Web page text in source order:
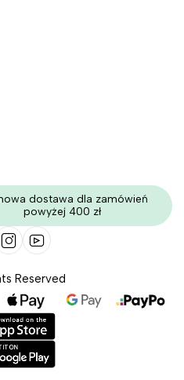
dostawa dla zamówień
powyżej 400 zł
Reserved